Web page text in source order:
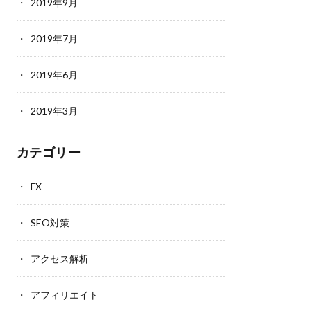
2019年9月
2019年7月
2019年6月
2019年3月
カテゴリー
FX
SEO対策
アクセス解析
アフィリエイト